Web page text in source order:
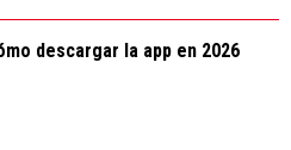
descargar la app en 2026